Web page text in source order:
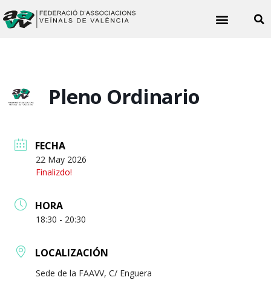
Pleno Ordinario
FECHA
22 May 2026
Finalizdo!
HORA
18:30 - 20:30
LOCALIZACIÓN
Sede de la FAAVV, C/ Enguera